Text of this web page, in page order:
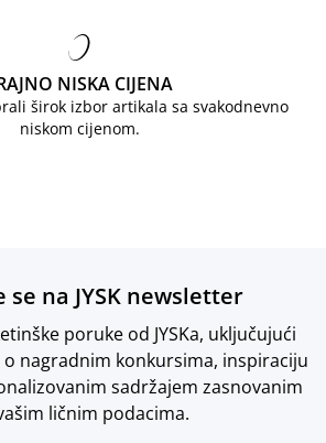
NISKA CIJENA
širok izbor artikala sa svakodnevno
niskom cijenom.
se na JYSK newsletter
poruke od JYSKa, uključujući
nagradnim konkursima, inspiraciju
sadržajem zasnovanim
ličnim podacima.